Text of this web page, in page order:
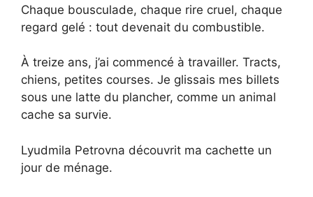
Chaque bousculade, chaque rire cruel, chaque
regard gelé : tout devenait du combustible.
À treize ans, j’ai commencé à travailler. Tracts,
chiens, petites courses. Je glissais mes billets
sous une latte du plancher, comme un animal
cache sa survie.
Lyudmila Petrovna découvrit ma cachette un
jour de ménage.